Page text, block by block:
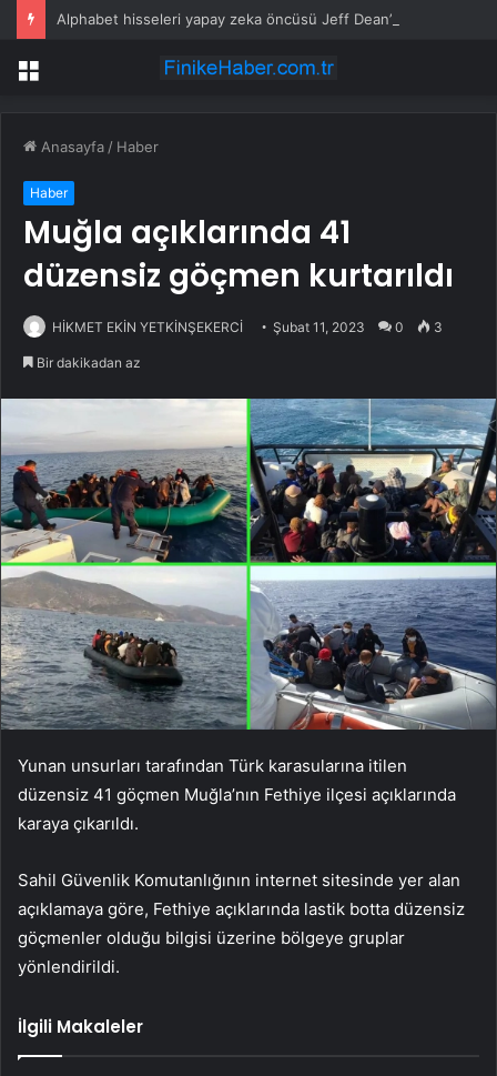
Menü
Anasayfa / Haber
Haber
Muğla açıklarında 41
düzensiz göçmen kurtarıldı
HİKMET EKİN YETKİNŞEKERCİ Şubat 11, 2023 0 3
Bir dakikadan az
Yunan unsurları tarafından Türk karasularına itilen
düzensiz 41 göçmen Muğla’nın Fethiye ilçesi açıklarında
karaya çıkarıldı.
Sahil Güvenlik Komutanlığının internet sitesinde yer alan
açıklamaya göre, Fethiye açıklarında lastik botta düzensiz
göçmenler olduğu bilgisi üzerine bölgeye gruplar
yönlendirildi.
İlgili Makaleler